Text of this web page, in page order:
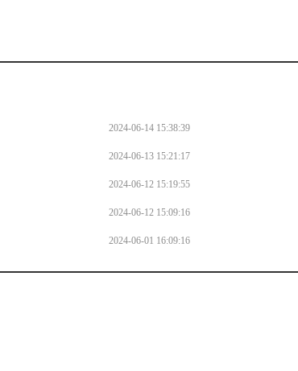
2024-06-14 15:38:39
2024-06-13 15:21:17
2024-06-12 15:19:55
2024-06-12 15:09:16
2024-06-01 16:09:16